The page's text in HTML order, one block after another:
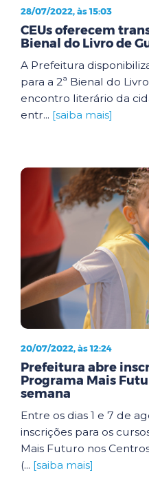
28/07/2022, às 15:03
CEUs oferecem
Bienal do Livro de
A Prefeitura
para a 2ª Bienal do
encontro literário da
entr... [saiba mais]
20/07/2022, às 12:24
Prefeitura abre
Programa Mais
semana
Entre os dias 1 e 7 de
inscrições para os
Mais Futuro nos
(... [saiba mais]